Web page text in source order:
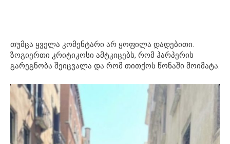
თუმცა ყველა კომენტარი არ ყოფილა დადებითი.
ზოგიერთი კრიტიკოსი ამტკიცებს, რომ ჰარპერის
გარეგნობა შეიცვალა და რომ თითქოს წონაში მოიმატა.